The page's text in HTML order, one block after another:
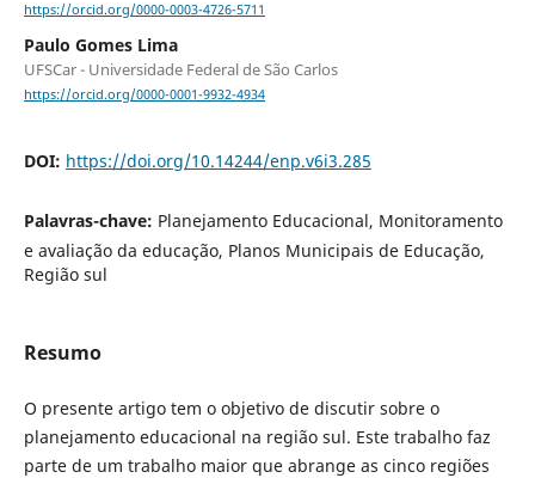
https://orcid.org/0000-0003-4726-5711
Paulo Gomes Lima
UFSCar - Universidade Federal de São Carlos
https://orcid.org/0000-0001-9932-4934
DOI: https://doi.org/10.14244/enp.v6i3.285
Palavras-chave: Planejamento Educacional, Monitoramento
e avaliação da educação, Planos Municipais de Educação,
Região sul
Resumo
O presente artigo tem o objetivo de discutir sobre o
planejamento educacional na região sul. Este trabalho faz
parte de um trabalho maior que abrange as cinco regiões